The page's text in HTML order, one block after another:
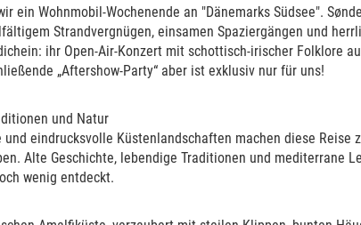
ein Wohnmobil-Wochenende an "Dänemarks Südsee".
Strandvergnügen, einsamen Spaziergängen und
ihr Open-Air-Konzert mit schottisch-irischer Folklore
„Aftershow-Party“ aber ist exklusiv nur für uns!
und Natur
eindrucksvolle Küstenlandschaften machen diese Reise
Alte Geschichte, lebendige Traditionen und mediterrane
wenig entdeckt.
© 2026°° zweikreis.de :: mediendesign